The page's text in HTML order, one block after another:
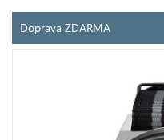
Doprava ZDARMA